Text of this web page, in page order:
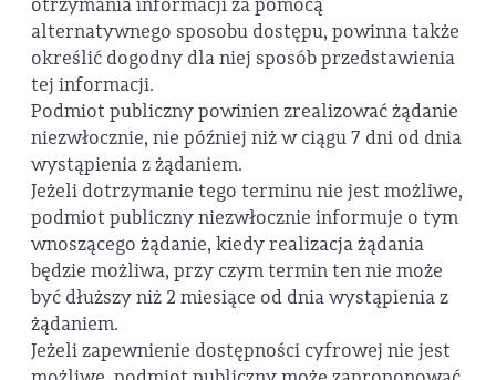
otrzymania informacji za pomocą
alternatywnego sposobu dostępu, powinna także
określić dogodny dla niej sposób przedstawienia
tej informacji.
Podmiot publiczny powinien zrealizować żądanie
niezwłocznie, nie później niż w ciągu 7 dni od dnia
wystąpienia z żądaniem.
Jeżeli dotrzymanie tego terminu nie jest możliwe,
podmiot publiczny niezwłocznie informuje o tym
wnoszącego żądanie, kiedy realizacja żądania
będzie możliwa, przy czym termin ten nie może
być dłuższy niż 2 miesiące od dnia wystąpienia z
żądaniem.
Jeżeli zapewnienie dostępności cyfrowej nie jest